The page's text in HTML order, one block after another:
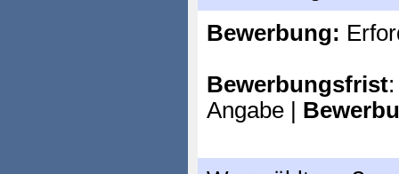
Bewerbung:
Bewerbungsfrist
Angabe |